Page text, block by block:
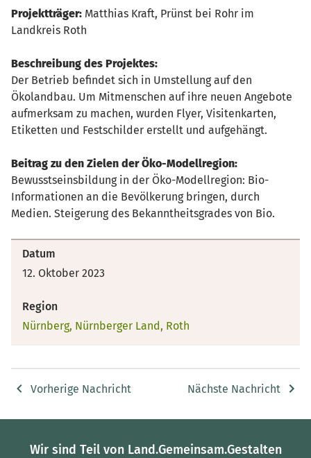
Projektträger: Matthias Kraft, Prünst bei Rohr im
Landkreis Roth
Beschreibung des Projektes:
Der Betrieb befindet sich in Umstellung auf den
Ökolandbau. Um Mitmenschen auf ihre neuen Angebote
aufmerksam zu machen, wurden Flyer, Visitenkarten,
Etiketten und Festschilder erstellt und aufgehängt.
Beitrag zu den Zielen der Öko-Modellregion:
Bewusstseinsbildung in der Öko-Modellregion: Bio-
Informationen an die Bevölkerung bringen, durch
Medien. Steigerung des Bekanntheitsgrades von Bio.
Datum
12. Oktober 2023
Region
Nürnberg, Nürnberger Land, Roth
Vorherige Nachricht Nächste Nachricht
Wir sind Teil von Land.Gemeinsam.Gestalten